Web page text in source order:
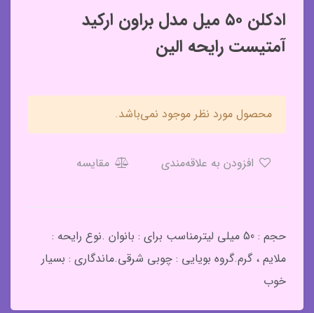
ادکلن ۵۰ میل مدل براون ارکید
آمتیست رایحه الین
محصول مورد نظر موجود نمی‌باشد.
مقایسه
حجم : 50 میلی لیترمناسب برای : بانوان .نوع رایحه :
ملایم ، گرم.گروه بویایی : چوبی شرقی.ماندگاری : بسیار
خوب